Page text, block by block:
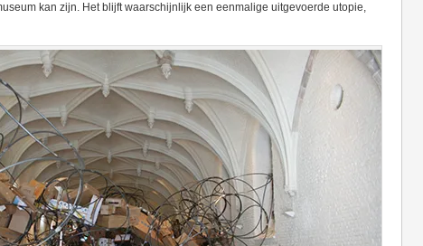
kan zijn. Het blijft waarschijnlijk een eenmalige uitgevoerde utopie,